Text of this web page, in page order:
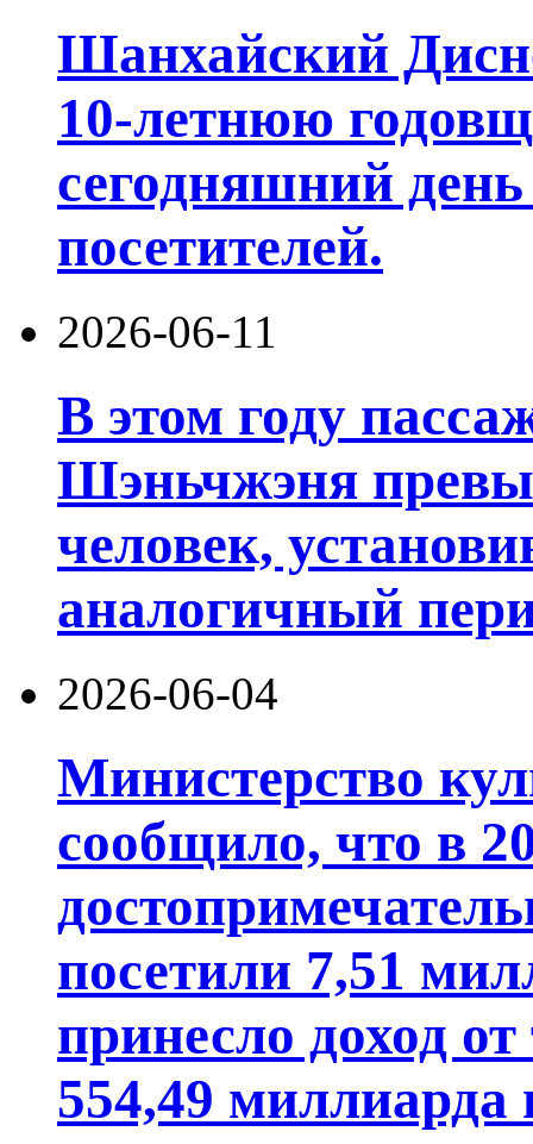
Шанхайский
10-летнюю
сегодняшний
посетителей.
2026-06-11
В этом году
Шэньчжэня
человек,
аналогичный
2026-06-04
Министерство
сообщило, что в
посетили 7,51
принесло доход
554,49 миллиарда